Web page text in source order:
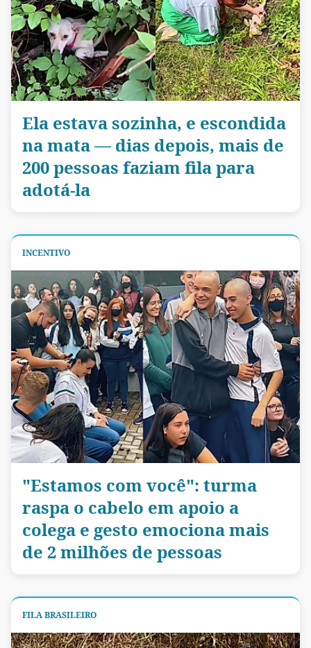
Ela estava sozinha, e escondida
na mata — dias depois, mais de
200 pessoas faziam fila para
adotá-la
INCENTIVO
"Estamos com você": turma
raspa o cabelo em apoio a
colega e gesto emociona mais
de 2 milhões de pessoas
FILA BRASILEIRO